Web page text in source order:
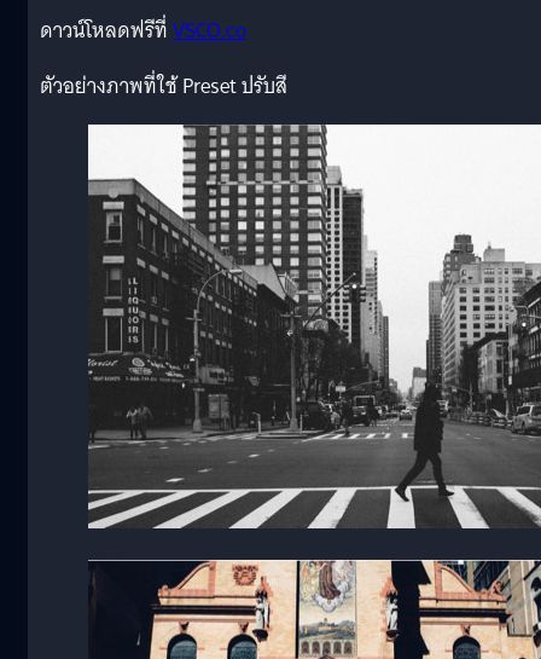
ดาวน์โหลดฟรีที่VSCO.co
ตัวอย่างภาพที่ใช้ Preset ปรับสี